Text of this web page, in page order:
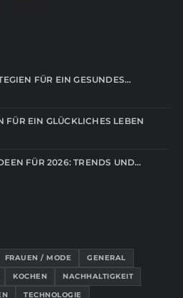
FÜR EIN GESUNDES…
FÜR EIN GLÜCKLICHES LEBEN
FÜR 2026: TRENDS UND…
FRAUEN / MODE
GENERAL
KOCHEN
NACHHALTIGKEIT
TECHNOLOGIE